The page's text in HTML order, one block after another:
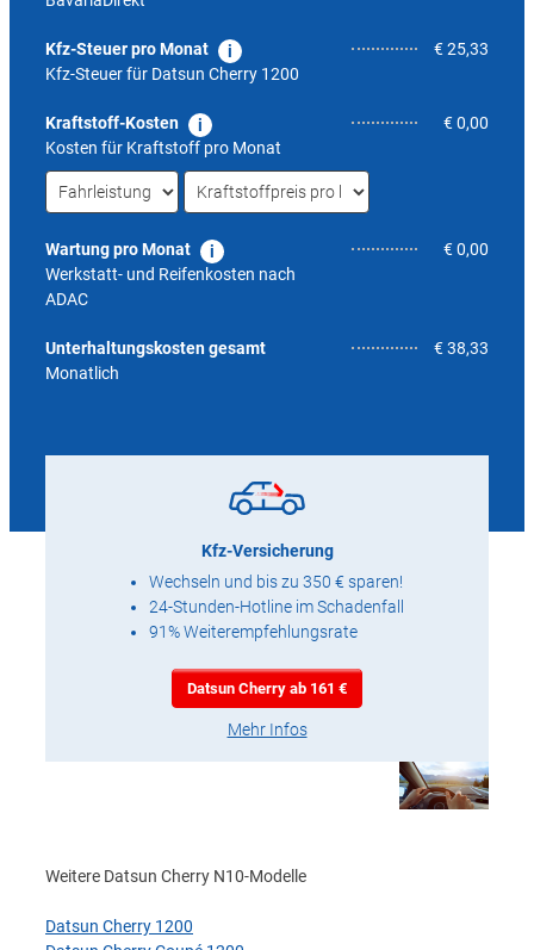
Kfz-Steuer pro Monat
Kfz-Steuer für Datsun Cherry 1200
€ 25,33
Kraftstoff-Kosten
Kosten für Kraftstoff pro Monat
€ 0,00
Wartung pro Monat
Werkstatt- und Reifenkosten nach
ADAC
€ 0,00
Unterhaltungskosten gesamt
Monatlich
€ 38,33
Kfz-Versicherung
Wechseln und bis zu 350 € sparen!
24-Stunden-Hotline im Schadenfall
91% Weiterempfehlungsrate
Datsun Cherry ab 161 €
Mehr Infos
Weitere Datsun Cherry N10-Modelle
Datsun Cherry 1200